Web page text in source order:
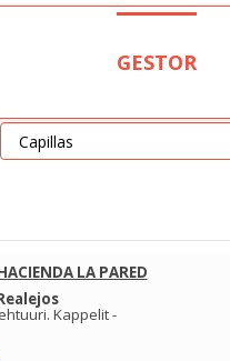
GESTOR
LA PARED
. Kappelit-